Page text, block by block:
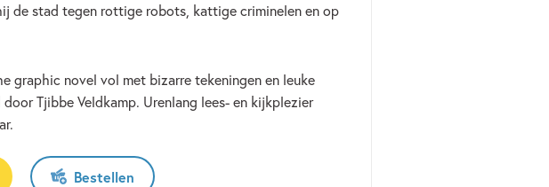
de stad tegen rottige robots, kattige criminelen en op
graphic novel vol met bizarre tekeningen en leuke
Tjibbe Veldkamp. Urenlang lees- en kijkplezier
Bestellen